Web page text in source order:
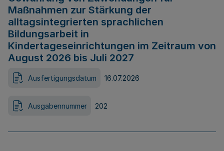
Maßnahmen zur Stärkung der
alltagsintegrierten sprachlichen
Bildungsarbeit in
Kindertageseinrichtungen im Zeitraum von
August 2026 bis Juli 2027
Ausfertigungsdatum 16.07.2026
Ausgabennummer 202